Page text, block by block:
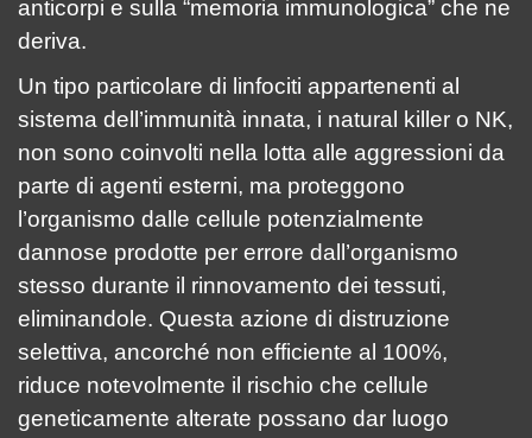
anticorpi e sulla “memoria immunologica” che ne
deriva.
Un tipo particolare di linfociti appartenenti al
sistema dell’immunità innata, i natural killer o NK,
non sono coinvolti nella lotta alle aggressioni da
parte di agenti esterni, ma proteggono
l’organismo dalle cellule potenzialmente
dannose prodotte per errore dall’organismo
stesso durante il rinnovamento dei tessuti,
eliminandole. Questa azione di distruzione
selettiva, ancorché non efficiente al 100%,
riduce notevolmente il rischio che cellule
geneticamente alterate possano dar luogo